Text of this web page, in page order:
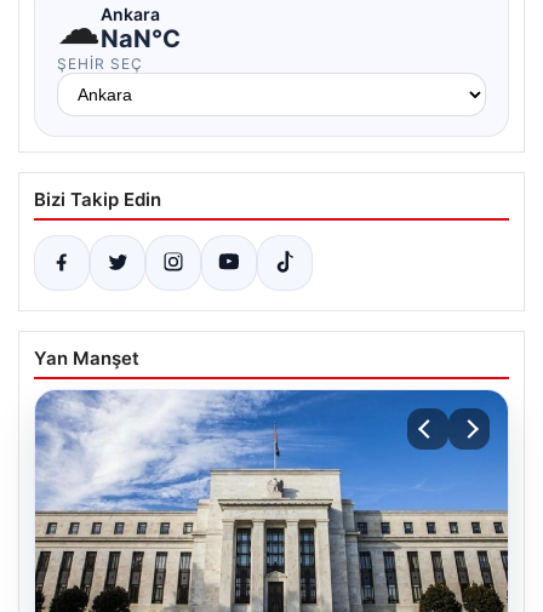
☁Ankara
NaN°C
ŞEHIR SEÇ
Bizi Takip Edin
Yan Manşet